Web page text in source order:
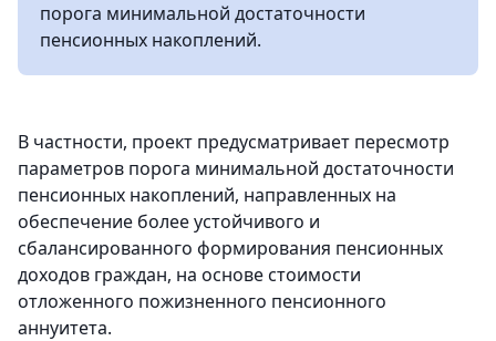
порога минимальной достаточности
пенсионных накоплений.
В частности, проект предусматривает пересмотр
параметров порога минимальной достаточности
пенсионных накоплений, направленных на
обеспечение более устойчивого и
сбалансированного формирования пенсионных
доходов граждан, на основе стоимости
отложенного пожизненного пенсионного
аннуитета.